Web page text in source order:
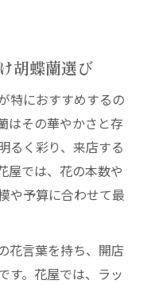
胡蝶蘭選び
特におすすめするの
はその華やかさと存
るく彩り、来店する
屋では、花の本数や
や予算に合わせて最
花言葉を持ち、開店
す。花屋では、ラッ